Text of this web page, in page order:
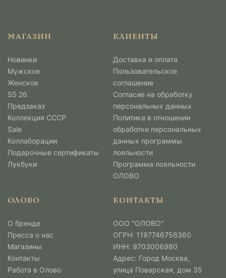
МАГАЗИН
Новинки
Мужcкое
Женское
SS 26
Предзаказ
Коллекция СССР
Sale
Коллаборации
Подарочные сертификаты
Лукбуки
КЛИЕНТЫ
Доставка и оплата
Пользовательское
соглашение
Согласие на обработку
персональных данных
Политика в отношении
обработки персональных
данных программы
лояльности
Программа лояльности
ОЛОВО
ОЛОВО
О бренде
Пресса о нас
Магазины
Контакты
Работа в Олово
КОНТАКТЫ
ООО "ОЛОВО"
ОГРН: 1197746756360
ИНН: 9703006980
Адрес: Город Москва,
улица Поварская, дом 35